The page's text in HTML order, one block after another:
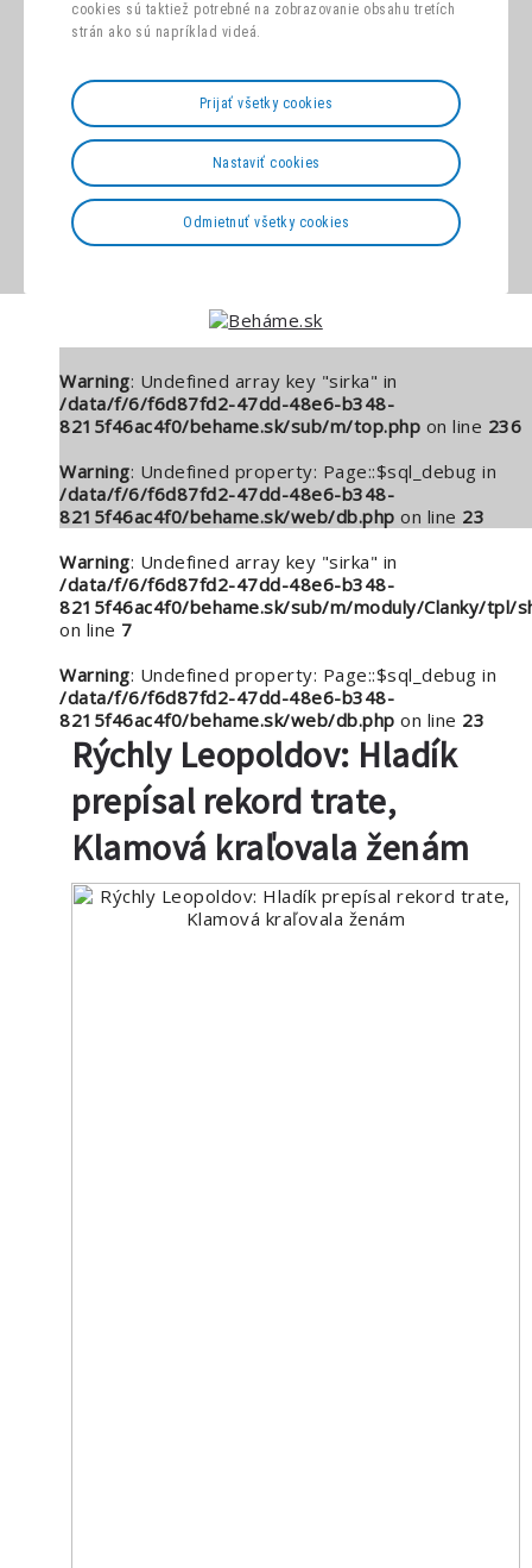
cookies sú taktiež potrebné na zobrazovanie obsahu tretích
strán ako sú napríklad videá.
Prijať všetky cookies
Nastaviť cookies
Odmietnuť všetky cookies
Warning: Undefined array key "sirka" in
/data/f/6/f6d87fd2-47dd-48e6-b348-
8215f46ac4f0/behame.sk/sub/m/top.php on line 236
Warning: Undefined property: Page::$sql_debug in
/data/f/6/f6d87fd2-47dd-48e6-b348-
8215f46ac4f0/behame.sk/web/db.php on line 23
Warning: Undefined array key "sirka" in
/data/f/6/f6d87fd2-47dd-48e6-b348-
8215f46ac4f0/behame.sk/sub/m/moduly/Clanky/tpl/
on line 7
Warning: Undefined property: Page::$sql_debug in
/data/f/6/f6d87fd2-47dd-48e6-b348-
8215f46ac4f0/behame.sk/web/db.php on line 23
Rýchly Leopoldov: Hladík
prepísal rekord trate,
Klamová kraľovala ženám